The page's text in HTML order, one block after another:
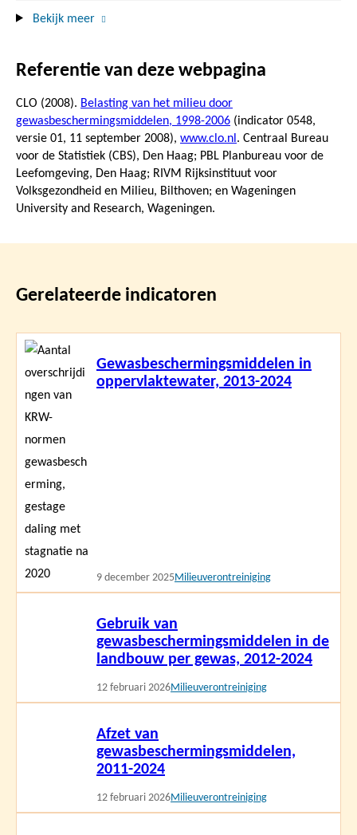
Bekijk meer
Referentie van deze webpagina
CLO (2008). Belasting van het milieu door
gewasbeschermingsmiddelen, 1998-2006 (indicator 0548,
versie 01, 11 september 2008), www.clo.nl . Centraal Bureau
voor de Statistiek (CBS), Den Haag; PBL Planbureau voor de
Leefomgeving, Den Haag; RIVM Rijksinstituut voor
Volksgezondheid en Milieu, Bilthoven; en Wageningen
University and Research, Wageningen.
Gerelateerde indicatoren
Gewasbeschermingsmiddelen in
oppervlaktewater, 2013-2024
9 december 2025Milieuverontreiniging
Lees
Gebruik van
gewasbeschermingsmiddelen in de
landbouw per gewas, 2012-2024
12 februari 2026Milieuverontreiniging
Afzet van
gewasbeschermingsmiddelen,
2011-2024
12 februari 2026Milieuverontreiniging